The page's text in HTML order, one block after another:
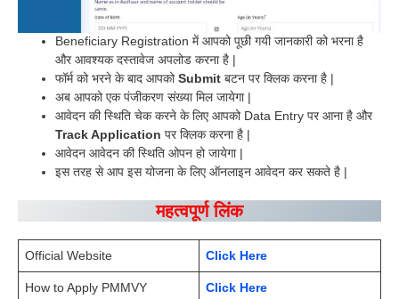
Beneficiary Registration में आपको पूछी गयी जानकारी को भरना है
और आवश्यक दस्तावेज अपलोड करना है |
फॉर्म को भरने के बाद आपकोSubmit बटन पर क्लिक करना है |
अब आपको एक पंजीकरण संख्या मिल जायेगा |
आवेदन की स्थिति चेक करने के लिए आपको Data Entry पर आना है और
Track Application पर क्लिक करना है |
आवेदन आवेदन की स्थिति ओपन हो जायेगा |
इस तरह से आप इस योजना के लिए ऑनलाइन आवेदन कर सकते है |
महत्वपूर्ण लिंक
Official Website Click Here
How to Apply PMMVY Click Here